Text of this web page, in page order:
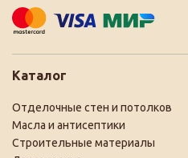
Каталог
Отделочные стен и потолков
Масла и антисептики
Строительные материалы